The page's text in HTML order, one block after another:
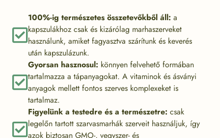
100%-ig természetes összetevőkből áll: a
kapszulákhoz csak és kizárólag marhaszerveket
használunk, amiket fagyasztva szárítunk és keverés
után kapszulázunk.
Gyorsan hasznosul: könnyen felvehető formában
tartalmazza a tápanyagokat. A vitaminok és ásványi
anyagok mellett fontos szerves komplexeket is
tartalmaz.
Figyelünk a testedre és a természetre: csak
legelőn tartott szarvasmarhák szerveit használjuk, így
azok biztosan GMO-, vegyszer- és